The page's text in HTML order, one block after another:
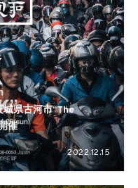
県古河市“The
催
2022.12.15